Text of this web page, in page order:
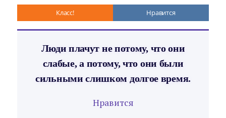
Класс! Нравится
Люди плачут не потому, что они
слабые, а потому, что они были
сильными слишком долгое время.
Нравится